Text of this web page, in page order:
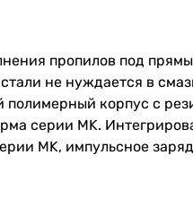
пропилов под
не нуждается в
полимерный корпус с
серии MK.
MK, импульсное